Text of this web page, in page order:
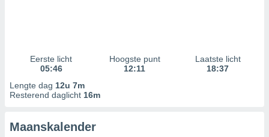
Eerste licht
05:46
Hoogste punt
12:11
Laatste licht
18:37
Lengte dag 12u 7m
Resterend daglicht 16m
Maanskalender